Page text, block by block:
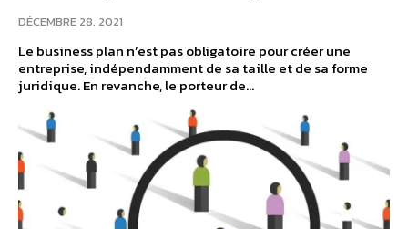
DÉCEMBRE 28, 2021
Le business plan n’est pas obligatoire pour créer une
entreprise, indépendamment de sa taille et de sa forme
juridique. En revanche, le porteur de...